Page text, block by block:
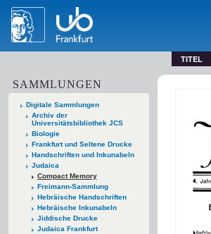
TITEL
SAMMLUNGEN
Digitale Sammlungen
Archiv der
Universitätsbibliothek JCS
Biologie
Frankfurt und Seltene Drucke
Handschriften und Inkunabeln
Judaica
Compact Memory
Freimann-Sammlung
Hebräische Handschriften
Hebräische Inkunabeln
Jiddische Drucke
Judaica Frankfurt